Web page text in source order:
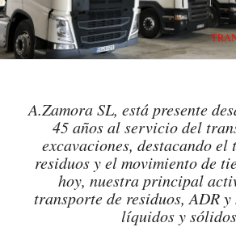
A.Zamora SL, está presente
45 años al servicio del
excavaciones, destacando el
residuos y el movimiento de
hoy, nuestra principal
transporte de residuos, ADR
líquidos y